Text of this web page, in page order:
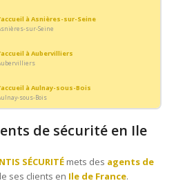
à Asnières-sur-Seine
sur-Seine
à Aubervilliers
à Aulnay-sous-Bois
sous-Bois
à Boulogne-Billancourt
Billancourt
de sécurité en Ile
SÉCURITÉmets des agents de
ses clients en Ile de France.